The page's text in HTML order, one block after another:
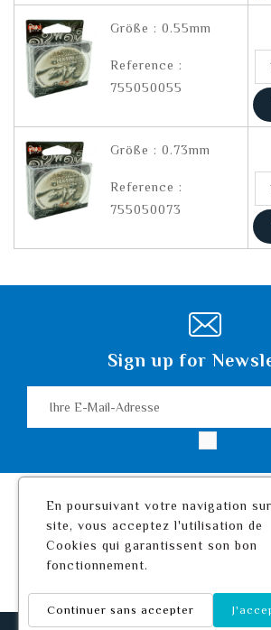
Größe : 0.55mm
Reference :
755050055
Größe : 0.73mm
Reference :
755050073
Sign up for
Ihr Konto
En poursuivant votre navigation
site, vous acceptez l'utilisation de
Cookies qui garantissent son bon
fonctionnement.
Continuer sans accepter